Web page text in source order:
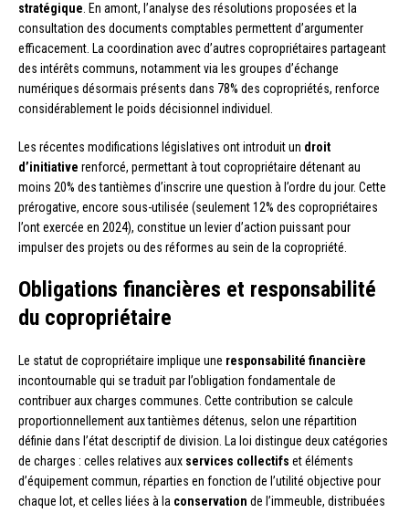
stratégique. En amont, l’analyse des résolutions proposées et la
consultation des documents comptables permettent d’argumenter
efficacement. La coordination avec d’autres copropriétaires partageant
des intérêts communs, notamment via les groupes d’échange
numériques désormais présents dans 78% des copropriétés, renforce
considérablement le poids décisionnel individuel.
Les récentes modifications législatives ont introduit un droit
d’initiative renforcé, permettant à tout copropriétaire détenant au
moins 20% des tantièmes d’inscrire une question à l’ordre du jour. Cette
prérogative, encore sous-utilisée (seulement 12% des copropriétaires
l’ont exercée en 2024), constitue un levier d’action puissant pour
impulser des projets ou des réformes au sein de la copropriété.
Obligations financières et responsabilité
du copropriétaire
Le statut de copropriétaire implique une responsabilité financière
incontournable qui se traduit par l’obligation fondamentale de
contribuer aux charges communes. Cette contribution se calcule
proportionnellement aux tantièmes détenus, selon une répartition
définie dans l’état descriptif de division. La loi distingue deux catégories
de charges : celles relatives aux services collectifs et éléments
d’équipement commun, réparties en fonction de l’utilité objective pour
chaque lot, et celles liées à la conservation de l’immeuble, distribuées